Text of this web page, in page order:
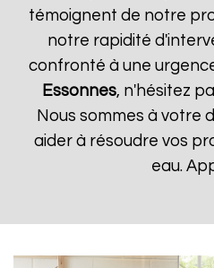
témoignent de notre
notre rapidité
confronté à une
Essonnes, n'hésitez
Nous sommes à votre
aider à résoudre vos
eau.